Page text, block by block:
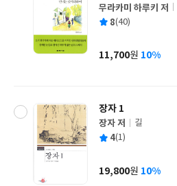
글
쓴
무라카미 하루키 저
출
사
평 8(40)
가
11,700원 10%
장자 1
글
쓴
장자 저
출
사
길
평 4(1)
가
19,800원 10%